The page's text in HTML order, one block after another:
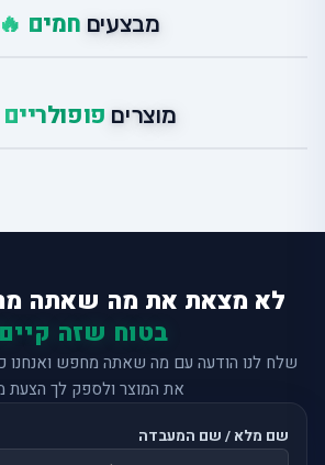
מבצעים חמים 🔥
מוצרים פופולריים
לא מצאת את מה שאתה
בטוח שזה
שלח לנו הודעה עם מה שאתה מחפש ואנחנו
את המוצר ולספק לך הצעת
שם מלא / שם המעבדה